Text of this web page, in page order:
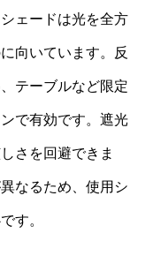
ェードは光を全方
向いています。反
テーブルなど限定
で有効です。遮光
さを回避できま
なるため、使用シ
す。